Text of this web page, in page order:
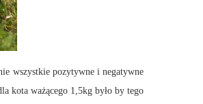
wszystkie pozytywne i negatywne
kota ważącego 1,5kg było by tego